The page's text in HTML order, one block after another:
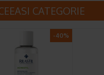
CATEGORIE
-40%